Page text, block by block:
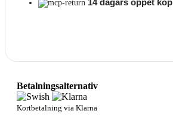
14 dagars öppet köp
Betalningsalternativ
Kortbetalning via Klarna